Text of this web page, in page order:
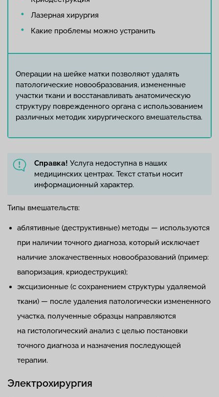
Лазерная хирургия
Какие проблемы можно устранить
Операции на шейке матки позволяют удалять
патологические новообразования, измененные
участки ткани и восстанавливать анатомическую
структуру поврежденного органа с использованием
различных методик хирургического вмешательства.
Справка! Услуга недоступна в наших
медицинских центрах. Текст статьи носит
информационный характер.
Типы вмешательств:
аблятивные (деструктивные) методы — используются
при наличии точного диагноза, который исключает
наличие злокачественных новообразований (пример:
вапоризация, криодеструкция);
эксцизионные (с сохранением структуры удаляемой
ткани) — после удаления патологически измененного
участка, полученные образцы направляются
на гистологический анализ с целью постановки
точного диагноза и назначения последующей
терапии.
Электрохирургия